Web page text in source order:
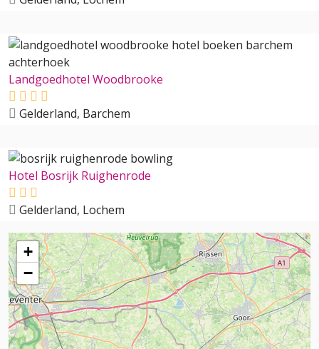
Landgoedhotel Woodbrooke
Gelderland, Barchem
Hotel Bosrijk Ruighenrode
Gelderland, Lochem
+
−